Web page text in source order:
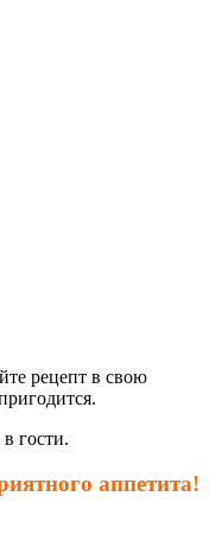
рецепт в свою
в гости.
аппетита!